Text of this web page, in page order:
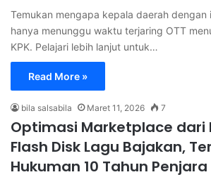
Temukan mengapa kepala daerah dengan
hanya menunggu waktu terjaring OTT
KPK. Pelajari lebih lanjut untuk…
Read More »
bila salsabila Maret 11, 2026 7
Optimasi Marketplace dari
Flash Disk Lagu Bajakan,
Hukuman 10 Tahun Penjara